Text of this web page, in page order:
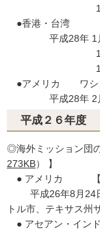
11月21
●香港・台湾
平成28年 1
1月21
1月22日（
●アメリカ ワシン
平成28年 2月 3
平成２６年度
◎海外ミッション
273KB） 】
● アメリカ 【
平成26年8月24日
トル市、テキサス州
● アセアン・イ